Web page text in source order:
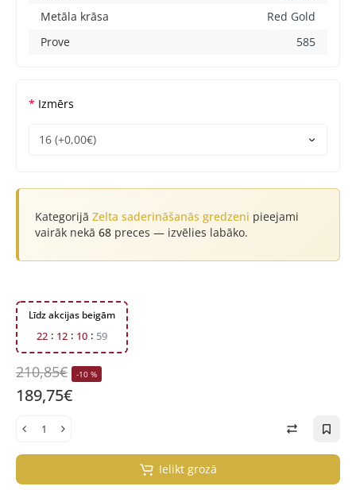
Metāla krāsa
Red Gold
Prove
585
Izmērs
Kategorijā Zelta saderināšanās gredzeni pieejami
vairāk nekā 68 preces — izvēlies labāko.
Līdz akcijas beigām
22 12 10 59
210,85€ -10 %
189,75€
Ielikt grozā